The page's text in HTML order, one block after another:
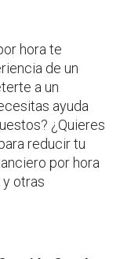
hora te
de un
a un
ayuda
¿Quieres
reducir tu
por hora
otras